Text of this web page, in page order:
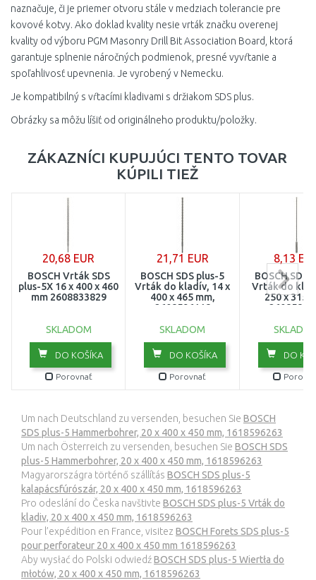
naznačuje, či je priemer otvoru stále v medziach tolerancie pre
kovové kotvy. Ako doklad kvality nesie vrták značku overenej
kvality od výboru PGM Masonry Drill Bit Association Board, ktorá
garantuje splnenie náročných podmienok, presné vyvŕtanie a
spoľahlivosť upevnenia. Je vyrobený v Nemecku.
Je kompatibilný s vŕtacími kladivami s držiakom SDS plus.
Obrázky sa môžu líšiť od originálneho produktu/položky.
ZÁKAZNÍCI KUPUJÚCI TENTO TOVAR
KÚPILI TIEŽ
20,68 EUR
BOSCH Vrták SDS
plus-5X 16 x 400 x 460
mm 2608833829
SKLADOM
DO KOŠÍKA
Porovnať
21,71 EUR
BOSCH SDS plus-5
Vrták do kladív, 14 x
400 x 465 mm,
2608596118
SKLADOM
DO KOŠÍKA
Porovnať
8,13
BOSCH SDS
Vrták do
250 x 315
DO
Um nach Deutschland zu versenden, besuchen Sie BOSCH
SDS plus-5 Hammerbohrer, 20 x 400 x 450 mm, 1618596263
Um nach Österreich zu versenden, besuchen Sie BOSCH SDS
plus-5 Hammerbohrer, 20 x 400 x 450 mm, 1618596263
Magyarországra történő szállítás BOSCH SDS plus-5
kalapácsfúrószár, 20 x 400 x 450 mm, 1618596263
Pro odeslání do Česka navštivte BOSCH SDS plus-5 Vrták do
kladiv, 20 x 400 x 450 mm, 1618596263
Pour l’expédition en France, visitez BOSCH Forets SDS plus-5
pour perforateur 20 x 400 x 450 mm 1618596263
Aby wysłać do Polski odwiedźBOSCH SDS plus-5 Wiertła do
młotów, 20 x 400 x 450 mm, 1618596263